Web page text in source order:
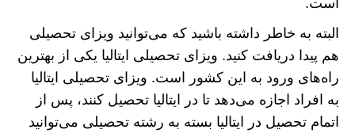
است.
البته به خاطر داشته باشید که می‌توانید ویزای تحصیلی
هم پیدا دریافت کنید. ویزای تحصیلی ایتالیا یکی از بهترین
راه‌های ورود به این کشور است. ویزای تحصیلی ایتالیا
به افراد اجازه می‌دهد تا در ایتالیا تحصیل کنند، پس از
اتمام تحصیل در ایتالیا بسته به رشته تحصیلی می‌توانید